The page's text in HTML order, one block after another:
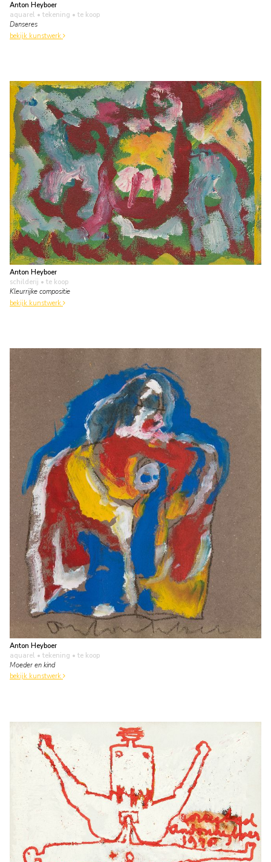
Anton Heyboer
aquarel • tekening • te koop
Danseres
bekijk kunstwerk
Anton Heyboer
schilderij • te koop
Kleurrijke compositie
bekijk kunstwerk
Anton Heyboer
aquarel • tekening • te koop
Moeder en kind
bekijk kunstwerk